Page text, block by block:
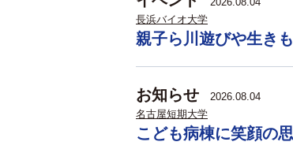
長浜バイオ大学
親子ら川遊びや生き
お知らせ
2026.08.04
名古屋短期大学
こども病棟に笑顔